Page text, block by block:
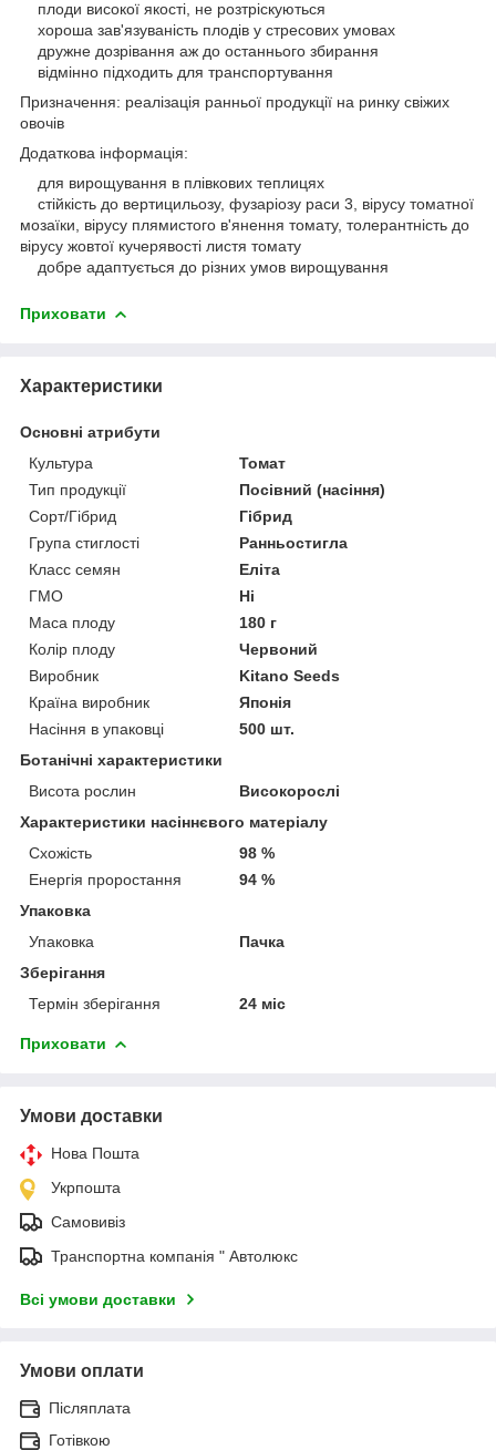
плоди високої якості, не розтріскуються
хороша зав'язуваність плодів у стресових умовах
дружне дозрівання аж до останнього збирання
відмінно підходить для транспортування
Призначення: реалізація ранньої продукції на ринку свіжих
овочів
Додаткова інформація:
для вирощування в плівкових теплицях
стійкість до вертицильозу, фузаріозу раси 3, вірусу томатної
мозаїки, вірусу плямистого в'янення томату, толерантність до
вірусу жовтої кучерявості листя томату
добре адаптується до різних умов вирощування
Приховати
Характеристики
Основні атрибути
Культура
Томат
Тип продукції
Посівний (насіння)
Сорт/Гібрид
Гібрид
Група стиглості
Ранньостигла
Класс семян
Еліта
ГМО
Ні
Маса плоду
180 г
Колір плоду
Червоний
Виробник
Kitano Seeds
Країна виробник
Японія
Насіння в упаковці
500 шт.
Ботанічні характеристики
Висота рослин
Високорослі
Характеристики насіннєвого матеріалу
Схожість
98 %
Енергія проростання
94 %
Упаковка
Упаковка
Пачка
Зберігання
Термін зберігання
24 міс
Приховати
Умови доставки
Нова Пошта
Укрпошта
Самовивіз
Транспортна компанія " Автолюкс
Всі умови доставки
Умови оплати
Післяплата
Готівкою